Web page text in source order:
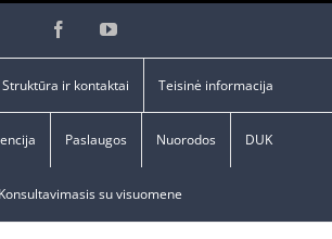
FacebookYouTube
Struktūra ir kontaktai Teisinė informacija
Paslaugos Nuorodos DUK
Konsultavimasis su visuomene